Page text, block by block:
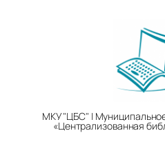
МКУ "ЦБС" |
«Централизованная